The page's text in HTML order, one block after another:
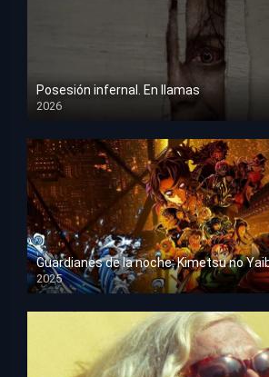
Posesión infernal. En llamas
2026
HD 1080p
2025
HD 1080p